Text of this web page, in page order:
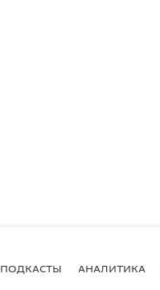
ПОДКАСТЫ АНАЛИТИКА